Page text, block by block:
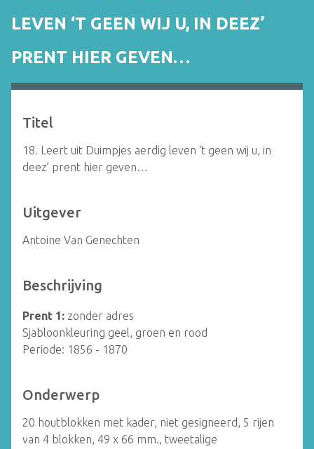
LEVEN ‘T GEEN WIJ U, IN DEEZ’
PRENT HIER GEVEN…
Titel
18. Leert uit Duimpjes aerdig leven ‘t geen wij u, in
deez’ prent hier geven…
Uitgever
Antoine Van Genechten
Beschrijving
Prent 1: zonder adres
Sjabloonkleuring geel, groen en rood
Periode: 1856 - 1870
Onderwerp
20 houtblokken met kader, niet gesigneerd, 5 rijen
van 4 blokken, 49 x 66 mm., tweetalige